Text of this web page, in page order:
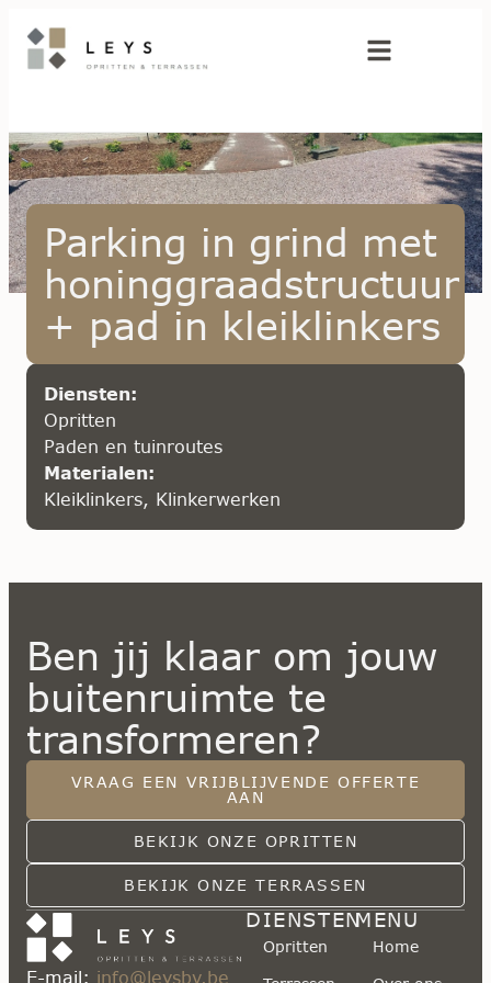
Parking in grind met
honinggraadstructuur
+ pad in kleiklinkers
Diensten:
Opritten
Paden en tuinroutes
Materialen:
Kleiklinkers, Klinkerwerken
Ben jij klaar om jouw
buitenruimte te
transformeren?
VRAAG EEN VRIJBLIJVENDE OFFERTE
AAN
BEKIJK ONZE OPRITTEN
BEKIJK ONZE TERRASSEN
E-mail: info@leysbv.be
DIENSTEN
Opritten
MENU
Home